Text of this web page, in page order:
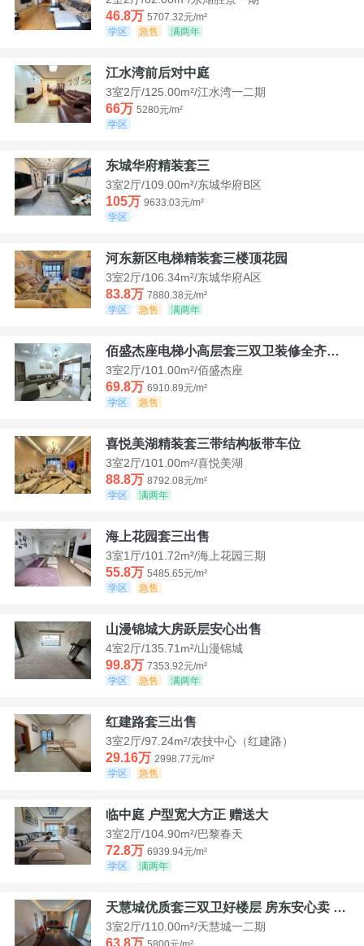
46.8万 5707.32元/m²
学区
急售 满两年
江水湾前后对中庭
3室2厅/125.00m²/江水湾一二期
66万 5280元/m²
学区
东城华府精装套三
3室2厅/109.00m²/东城华府B区
105万 9633.03元/m²
学区
河东新区电梯精装套三楼顶花园
3室2厅/106.34m²/东城华府A区
83.8万 7880.38元/m²
学区
急售 满两年
佰盛杰座电梯小高层套三双卫装修全齐诚意出售
3室2厅/101.00m²/佰盛杰座
69.8万 6910.89元/m²
学区
急售
喜悦美湖精装套三带结构板带车位
3室2厅/101.00m²/喜悦美湖
88.8万 8792.08元/m²
学区
满两年
海上花园套三出售
3室1厅/101.72m²/海上花园三期
55.8万 5485.65元/m²
学区
急售
山漫锦城大房跃层安心出售
4室2厅/135.71m²/山漫锦城
99.8万 7353.92元/m²
学区
急售 满两年
红建路套三出售
3室2厅/97.24m²/农技中心（红建路）
29.16万 2998.77元/m²
学区
急售
临中庭 户型宽大方正 赠送大
3室2厅/104.90m²/巴黎春天
72.8万 6939.94元/m²
学区
满两年
天慧城优质套三双卫好楼层 房东安心卖 价格好谈
3室2厅/110.00m²/天慧城一二期
63.8万